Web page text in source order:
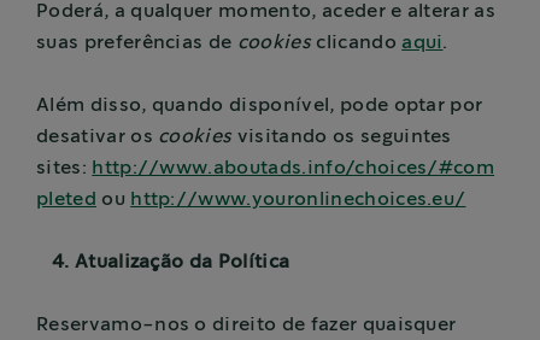
Poderá, a qualquer momento, aceder e alterar as
suas preferências de cookiesclicando aqui .
Além disso, quando disponível, pode optar por
desativar os cookies visitando os seguintes
sites: http://www.aboutads.info/choices/#com
pleted ou http://www.youronlinechoices.eu/
4. Atualização da Política
Reservamo-nos o direito de fazer quaisquer